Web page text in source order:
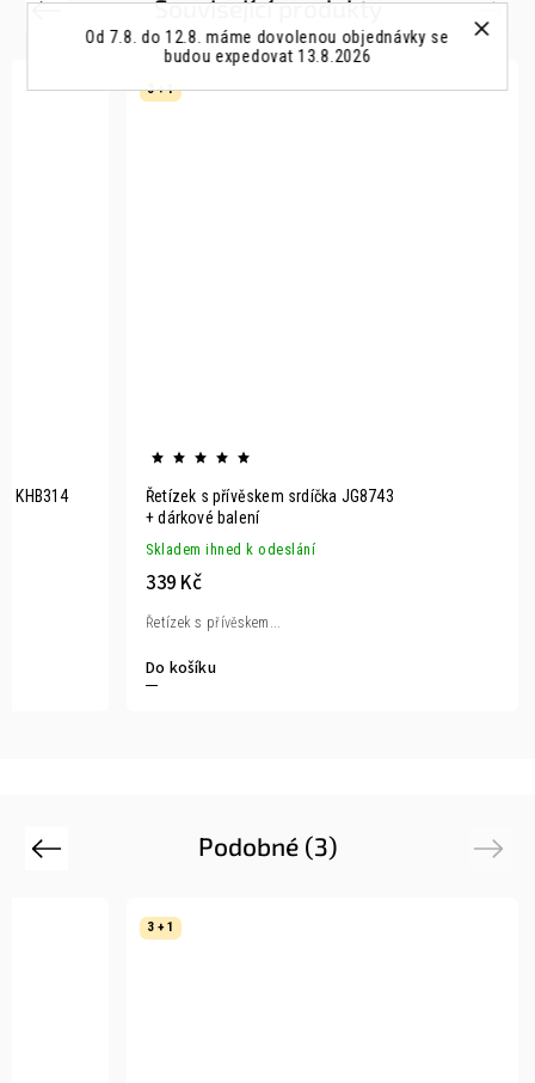
Od 7.8. do 12.8. máme dovolenou objednávky se
budou expedovat 13.8.2026
Související produkty
Previous
KHB314
3 + 1
Řetízek s přívěskem srdíčka JG8743
+ dárkové balení
Skladem ihned k odeslání
339 Kč
Do košíku
Řetízek s přívěskem...
Next
Podobné (3)
Previous
3 + 1
Next